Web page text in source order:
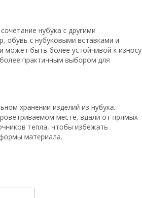
нубука с другими
обувь с нубуковыми вставками и
может быть более устойчивой к износу
практичным выбором для
хранении изделий из нубука.
месте, вдали от прямых
тепла, чтобы избежать
материала.